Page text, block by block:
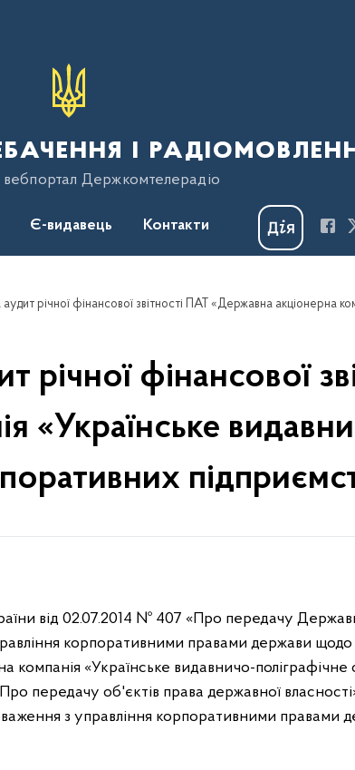
і
Держкомтелерадіо
Є-видавець Контакти
річної фінансової
«Українське
від 02.07.2014 № 407 «Про передачу
корпоративними правами держави щодо
компанія «Українське видавничо-поліграфічне
передачу об'єктів права державної
з управління корпоративними правами